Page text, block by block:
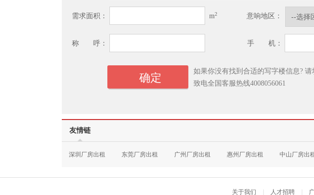
需求面积： m2 意响地区：
称 呼： 手 机：
如果你没有找到合适的写字楼信息?
致电全国客服热线4008056061
友情链
深圳厂房出租 东莞厂房出租 广州厂房出租 惠州厂房出租 中山厂房出
关于我们 人才招聘